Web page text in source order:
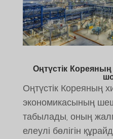
Оңтүстік
Оңтүстік Кореяның
экономикасының
табылады, оның
елеулі бөлігін